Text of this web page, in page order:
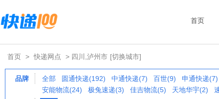
首页
首页 > 快递网点 > 四川,泸州市 [切换城市]
品牌 全部 圆通快递(192) 中通快递(7) 百世(9)
申通快递(7)
安能物流(24)
极兔速递(3) 佳吉物流(5) 天地华宇(2)